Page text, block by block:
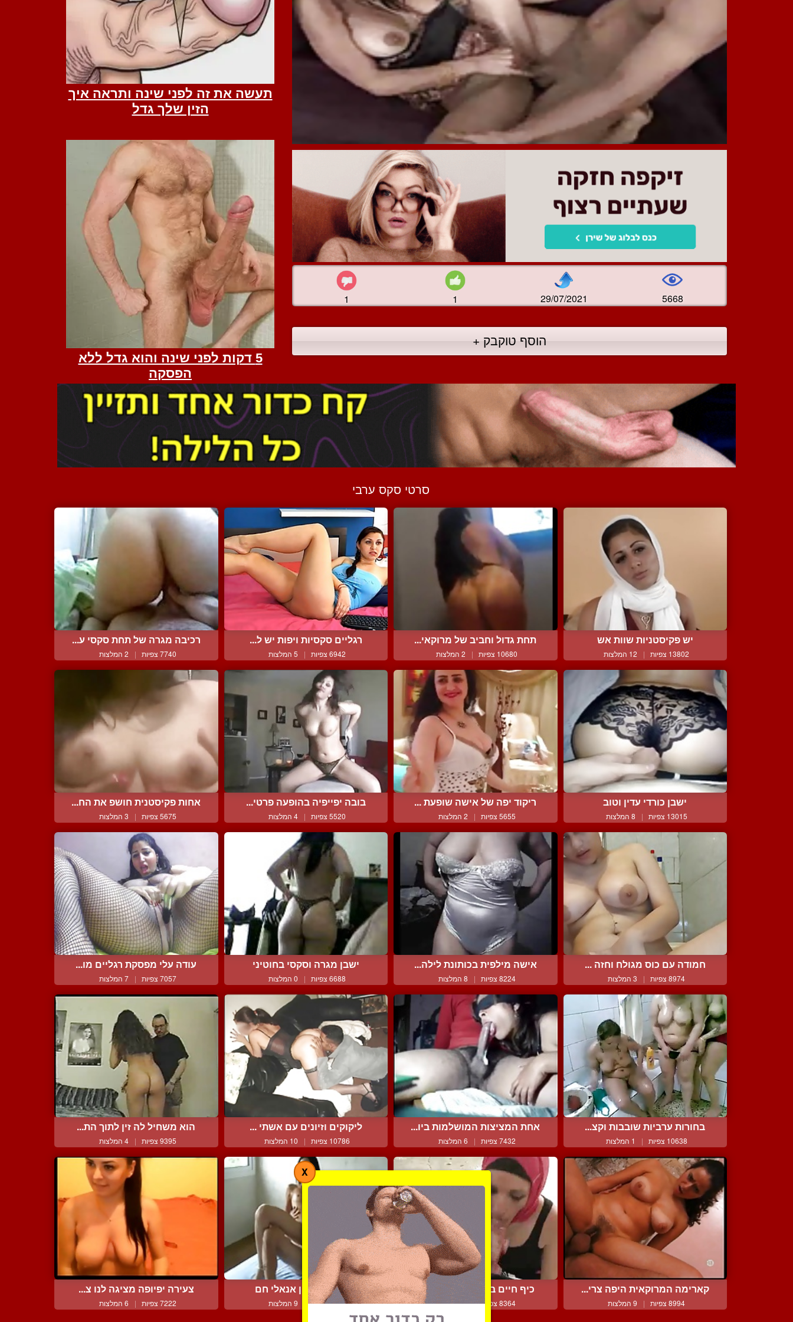
1 1 29/07/2021 5668
הוסף טוקבק +
סרטי סקס ערבי
יש פקיסטניות שוות אש
13802 צפיות | 12 המלצות
תחת גדול וחביב של מרוקאי...
10680 צפיות | 2 המלצות
רגליים סקסיות ויפות יש ל...
6942 צפיות | 5 המלצות
רכיבה מגרה של תחת סקסי ע...
7740 צפיות | 2 המלצות
ישבן כורדי עדין וטוב
13015 צפיות | 8 המלצות
ריקוד יפה של אישה שופעת ...
5655 צפיות | 2 המלצות
בובה יפייפיה בהופעה פרטי...
5520 צפיות | 4 המלצות
אחות פקיסטנית חושפ את הח...
5675 צפיות | 3 המלצות
חמודה עם כוס מגולח וחזה ...
8974 צפיות | 3 המלצות
אישה מילפית בכותונת לילה...
8224 צפיות | 8 המלצות
ישבן מגרה וסקסי בחוטיני
6688 צפיות | 0 המלצות
עודה עלי מפסקת רגליים מו...
7057 צפיות | 7 המלצות
בחורות ערביות שובבות וקצ...
10638 צפיות | 1 המלצות
אחת המציצות המושלמות ביו...
7432 צפיות | 6 המלצות
ליקוקים וזיונים עם אשתי ...
10786 צפיות | 10 המלצות
הוא משחיל לה זין לתוך הת...
9395 צפיות | 4 המלצות
קארימה המרוקאית היפה צרי...
8994 צפיות | 9 המלצות
כיף חיים בחוץ עם מציצה ו...
8364 צפיות | 8 המלצות
בייב עושה מין אנאלי חם
7484 צפיות | 9 המלצות
צעירה יפיופה מציגה לנו צ...
7222 צפיות | 6 המלצות
X